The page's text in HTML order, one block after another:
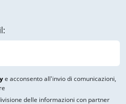
e acconsento all'invio di comunicazioni,
delle informazioni con partner